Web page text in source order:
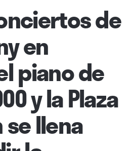
de
en
piano de
y la Plaza
se llena